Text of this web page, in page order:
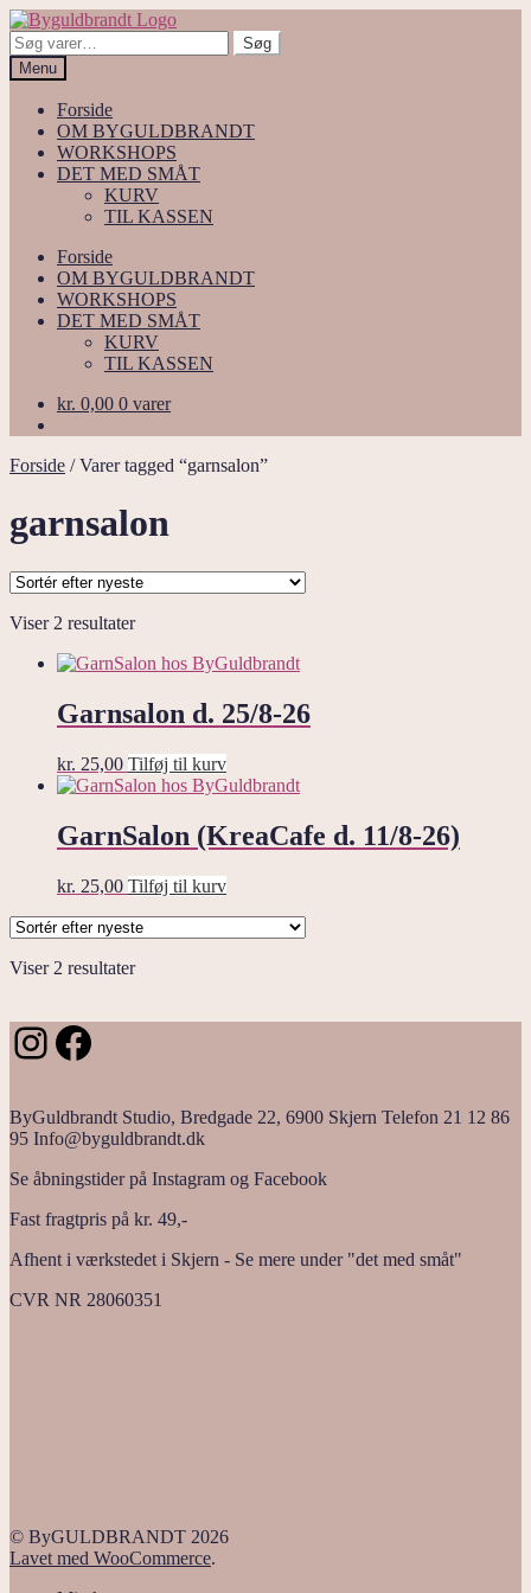
Spring
til
navigation
Spring
til
indhold
Søg
efter:
Søg
Menu
Forside
OM BYGULDBRANDT
WORKSHOPS
DET MED SMÅT
KURV
TIL KASSEN
Forside
OM BYGULDBRANDT
WORKSHOPS
DET MED SMÅT
KURV
TIL KASSEN
kr. 0,00 0 varer
Forside /Varer tagged “garnsalon”
garnsalon
Viser 2 resultaterSorteret
seneste
Garnsalon d. 25/8-26
kr. 25,00 Tilføj til kurv
GarnSalon (KreaCafe d. 11/8-26)
kr. 25,00 Tilføj til kurv
Viser 2 resultaterSorteret
Instagram
Facebook
ByGuldbrandt Studio, Bredgade 22, 6900 Skjern Telefon 21 12 86
95 Info@byguldbrandt.dk
Se åbningstider på Instagram og Facebook
Fast fragtpris på kr. 49,-
Afhent i værkstedet i Skjern - Se mere under "det med småt"
CVR NR 28060351
© ByGULDBRANDT 2026
Lavet med WooCommerce.